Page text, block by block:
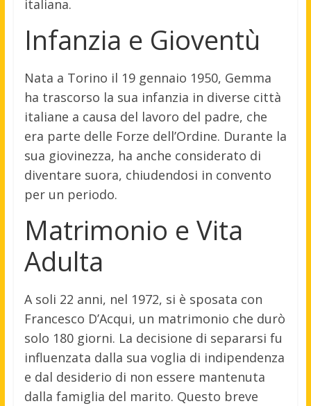
italiana.
Infanzia e Gioventù
Nata a Torino il 19 gennaio 1950, Gemma
ha trascorso la sua infanzia in diverse città
italiane a causa del lavoro del padre, che
era parte delle Forze dell’Ordine. Durante la
sua giovinezza, ha anche considerato di
diventare suora, chiudendosi in convento
per un periodo.
Matrimonio e Vita
Adulta
A soli 22 anni, nel 1972, si è sposata con
Francesco D’Acqui, un matrimonio che durò
solo 180 giorni. La decisione di separarsi fu
influenzata dalla sua voglia di indipendenza
e dal desiderio di non essere mantenuta
dalla famiglia del marito. Questo breve